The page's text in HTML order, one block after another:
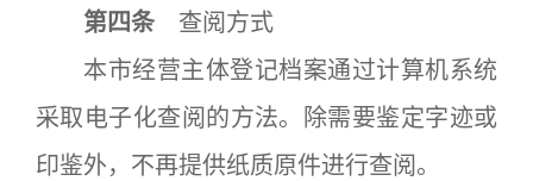
第四条 查阅方式
本市经营主体登记档案通过计算机系统
采取电子化查阅的方法。除需要鉴定字迹或
印鉴外，不再提供纸质原件进行查阅。